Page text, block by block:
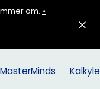
om. »
MasterMinds